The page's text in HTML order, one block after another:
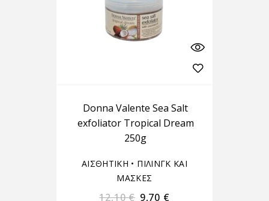
Donna Valente Sea Salt
exfoliator Tropical Dream
250g
ΑΙΣΘΗΤΙΚΗ • ΠΙΛΙΝΓΚ ΚΑΙ
ΜΑΣΚΕΣ
12,10€ 9,70 €